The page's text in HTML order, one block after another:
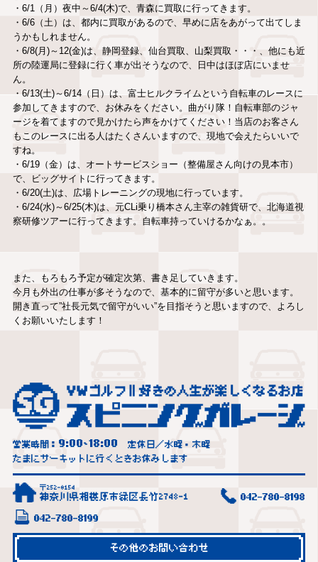
・6/1（月）夜中～6/4(木)で、青森に買取に行ってきます。
・6/6（土）は、都内に買取があるので、早めに店をあがって出てしま
うかもしれません。
・6/8(月)～12(金)は、静岡登録、仙台買取、山梨買取・・・、他にも近
所の陸運局に登録に行く車が出そうなので、日中はほぼ店にいませ
ん。
・6/13(土)～6/14（日）は、富士ヒルクライムという自転車のレースに
参加してきますので、お休みをください。曲がり隊！自転車部のジャ
ージを着てますので見かけたら声をかけてください！当店のお客さん
もこのレースに出る人はたくさんいますので、現地で会えたらいいで
すね。
・6/19（金）は、オートサービスショー（整備屋さん向けの見本市）
で、ビッグサイトに行ってきます。
・6/20(土)は、広場トレーニングの現地に行っています。
・6/24(水)～6/25(木)は、元CLi乗り橋本さん主宰の雑貨研で、北海道視
察研修ツアーに行ってきます。自転車持っていけるかなぁ。。
また、もろもろ予定が確定次第、書き足していきます。
今月も外出の仕事が多そうなので、基本的に留守が多いと思います。
開き直って”社長元気で留守がいい”を目指そうと思いますので、よろし
くお願いいたします！
営業時間： 9:00~18:00
定休日／水曜・木曜
たまにサーキットに行くときお休みします
〒252-0154
神奈川県相模原市緑区長竹2748-1 042-780-8198
042-780-8199
その他のお問い合わせ